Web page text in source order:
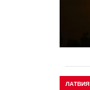
ЛАТВИЯ